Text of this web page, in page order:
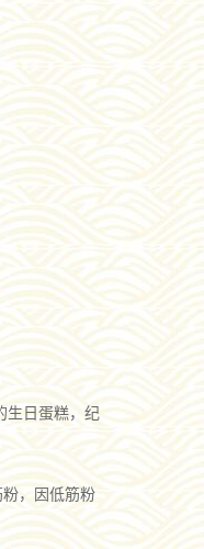
生日蛋糕，纪
，因低筋粉